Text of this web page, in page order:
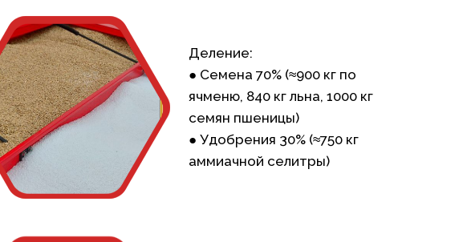
Деление:
● Семена 70% (≈900 кг по
ячменю, 840 кг льна, 1000 кг
семян пшеницы)
● Удобрения 30% (≈750 кг
аммиачной селитры)